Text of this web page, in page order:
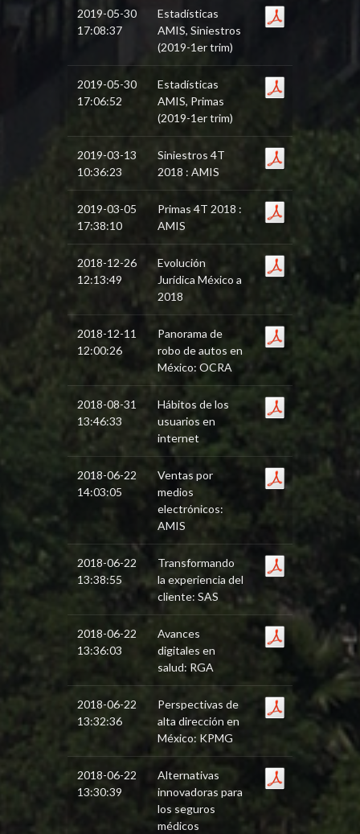
2019-05-30
17:08:37
Estadísticas
AMIS, Siniestros
(2019-1er trim)
2019-05-30
17:06:52
Estadísticas
AMIS, Primas
(2019-1er trim)
2019-03-13
10:36:23
Siniestros 4T
2018 : AMIS
2019-03-05
17:38:10
Primas 4T 2018 :
AMIS
2018-12-26
12:13:49
Evolución
Jurídica México a
2018
2018-12-11
12:00:26
Panorama de
robo de autos en
México: OCRA
2018-08-31
13:46:33
Hábitos de los
usuarios en
internet
2018-06-22
14:03:05
Ventas por
medios
electrónicos:
AMIS
2018-06-22
13:38:55
Transformando
la experiencia del
cliente: SAS
2018-06-22
13:36:03
Avances
digitales en
salud: RGA
2018-06-22
13:32:36
Perspectivas de
alta dirección en
México: KPMG
2018-06-22
13:30:39
Alternativas
innovadoras para
los seguros
médicos